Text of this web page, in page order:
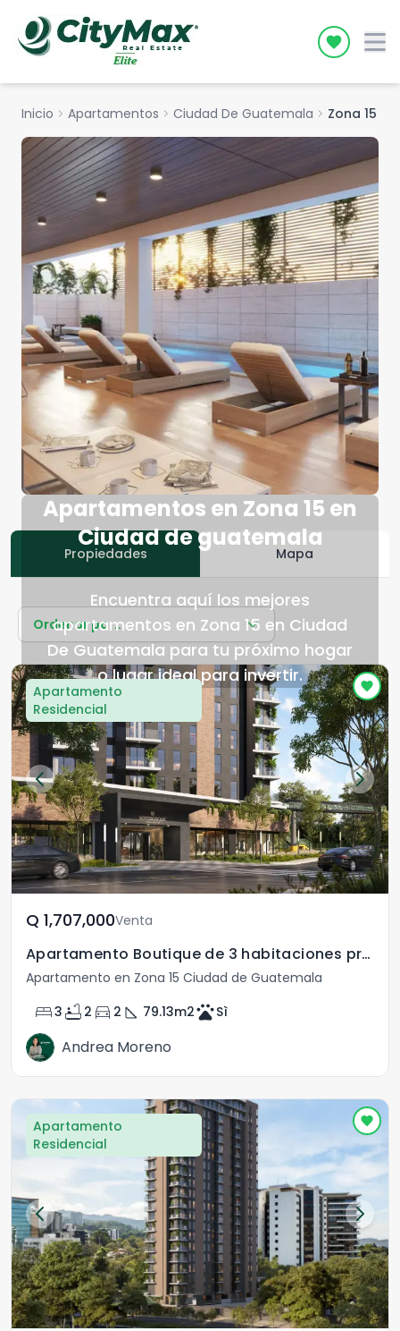
Icon
Inicio chevron_right Apartamentos chevron_right Ciudad De Guatemala chevron_right Zona 15
Apartamentos en Zona 15 en
Ciudad de guatemala
Encuentra aquí los mejores
apartamentos en Zona 15 en Ciudad
De Guatemala para tu próximo hogar
o lugar ideal para invertir.
Propiedades Mapa
Ordenar por...
Apartamento
Residencial
Q	1,707,000Venta
Apartamento Boutique de 3 habitaciones preventa zona 15
Apartamento en Zona 15 Ciudad de Guatemala
bed3 bathtub 2 directions_car 2 square_foot 79.13m2petsSì
Andrea Moreno
Apartamento
Residencial